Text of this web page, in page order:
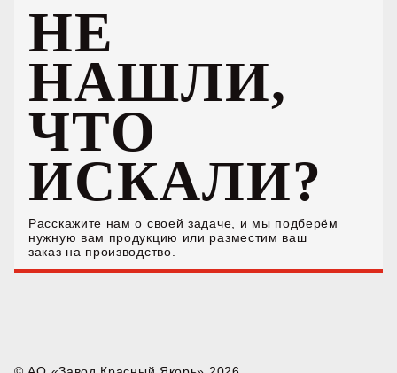
НЕ
НАШЛИ,
ЧТО
ИСКАЛИ?
Расскажите нам о своей задаче, и мы подберём
нужную вам продукцию или разместим ваш
заказ на производство.